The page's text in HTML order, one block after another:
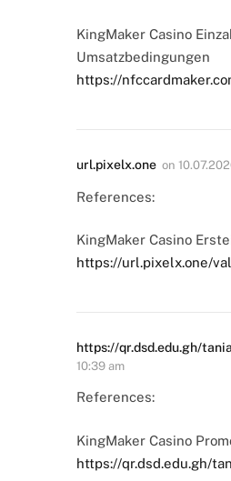
KingMaker Casino
Umsatzbedingungen
https://
url.pixelx.one on
References:
KingMaker Casino
https://url.pixelx.one/
https://qr.dsd.edu.gh/
10:39 am
References:
KingMaker Casino
https://qr.dsd.edu.gh/